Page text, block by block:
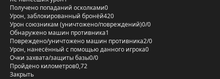
Получено попаданий осколками0
Урон, заблокированный бронёй420
Урон союзникам (уничтожено/повреждений)0/0
Обнаружено машин противника1
Повреждено/уничтожено машин противника2/0
Урон, нанесённый с помощью данного игрока0
Очки захвата/защиты базы0/0
Пройдено километров0,72
Закрыть